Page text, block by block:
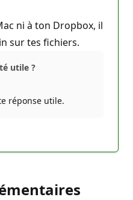
ni à ton Dropbox, il
sur tes fichiers.
utile ?
réponse utile.